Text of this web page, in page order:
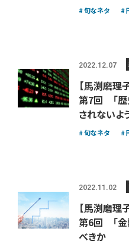
旬なネタ
2022.12.07
【馬渕磨理
第7回 「歴
されないよ
旬なネタ
2022.11.02
【馬渕磨理
第6回 「金
べきか